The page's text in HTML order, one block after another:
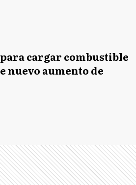
cargar combustible
nuevo aumento de